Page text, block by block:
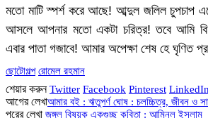
মতো মাটি স্পর্শ করে আছে! আব্দুল জলিল চুপচাপ
আসলে আপনার মতো একটা চরিত্র! তবে আমি
এবার পাতা গজাবে! আমার অপেক্ষা শেষ হে ঘৃণিত
ছোটোগল্প রোমেল রহমান
শেয়ার করুন Twitter Facebook Pinterest
আগের লেখাআমার বই : ঋতুপর্ণ ঘোষ : চলচ্চিত্র, জীবন ও
পরের লেখা জঙ্গল বিষয়ক একগুচ্ছ কবিতা : আমিনুল ইসলাম